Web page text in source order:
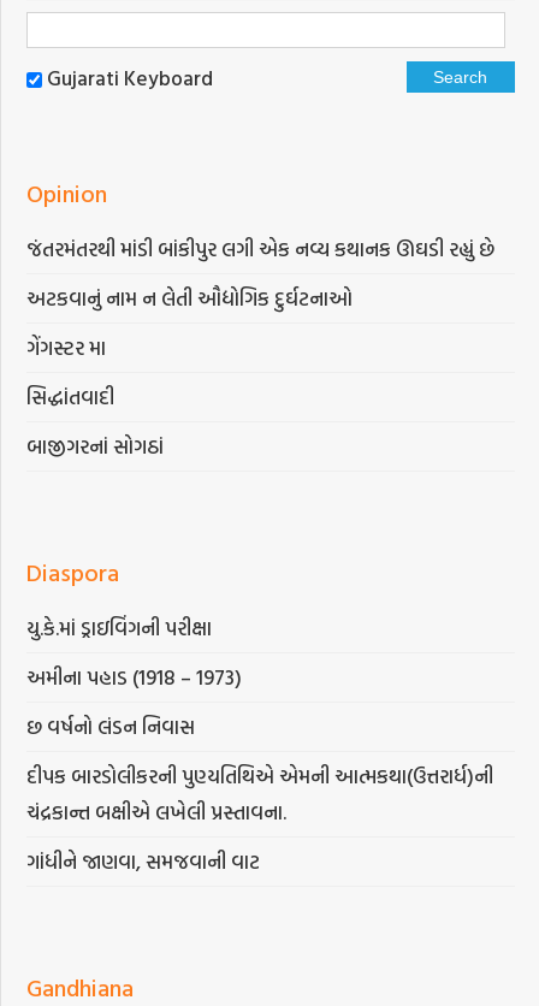
Gujarati Keyboard
Opinion
જંતરમંતરથી માંડી બાંકીપુર લગી એક નવ્ય કથાનક ઊઘડી રહ્યું છે
અટકવાનું નામ ન લેતી ઔદ્યોગિક દુર્ઘટનાઓ
ગેંગસ્ટર મા
સિદ્ધાંતવાદી
બાજીગરનાં સોગઠાં
Diaspora
યુ.કે.માં ડ્રાઇવિંગની પરીક્ષા
અમીના પહાડ (1918 – 1973)
છ વર્ષનો લંડન નિવાસ
દીપક બારડોલીકરની પુણ્યતિથિએ એમની આત્મકથા(ઉત્તરાર્ધ)ની
ચંદ્રકાન્ત બક્ષીએ લખેલી પ્રસ્તાવના.
ગાંધીને જાણવા, સમજવાની વાટ
Gandhiana